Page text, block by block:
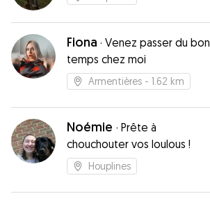
Fiona · Venez passer du bon
temps chez moi
Armentières - 1.62 km
Noémie · Prête à
chouchouter vos loulous !
Houplines